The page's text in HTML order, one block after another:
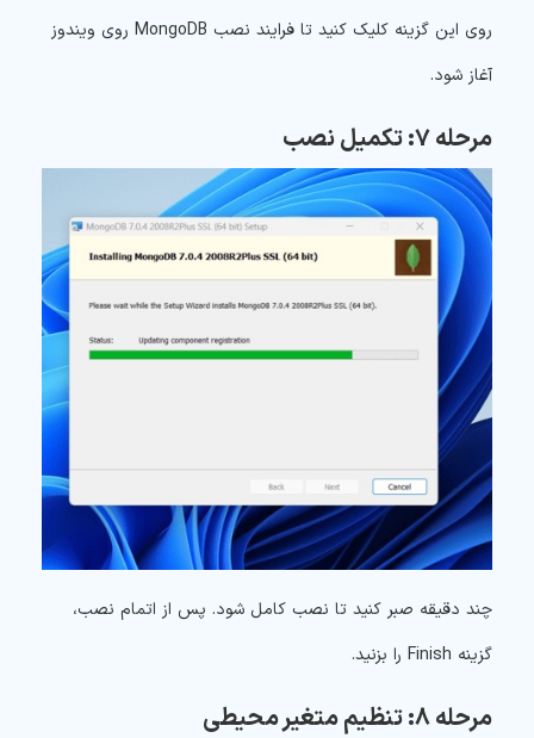
روی این گزینه کلیک کنید تا فرایند نصب MongoDB روی ویندوز
آغاز شود.
مرحله ۷: تکمیل نصب
چند دقیقه صبر کنید تا نصب کامل شود. پس از اتمام نصب،
گزینه Finish را بزنید.
مرحله ۸: تنظیم متغیر محیطی